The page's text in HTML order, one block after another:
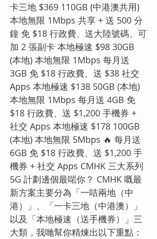
卡三地 $369 110GB (中港澳共用)
本地無限 1Mbps 共享 + 送 500 分
鐘 免 $18 行政費、送大陸號碼、可
加 2 張副卡 本地極速 $98 30GB
(本地) 本地無限 1Mbps 每月送
3GB 免 $18 行政費、送 $38 社交
Apps 本地極速 $138 50GB (本地)
本地無限 1Mbps 每月送 4GB 免
$18 行政費、送 $1,200 手機券 +
社交 Apps 本地極速 $178 100GB
(本地) 本地無限 5Mbps 🔥 每月送
6GB 免 $18 行政費、送 $1,200 手
機券 + 社交 Apps CMHK 三大系列
5G 計劃邊個最啱你？ CMHK 嘅最
新方案主要分為「一咭兩地（中
港）」、「一卡三地（中港澳）」
以及「本地極速（送手機券）」三
大類，我哋幫你精煉出以下重點：